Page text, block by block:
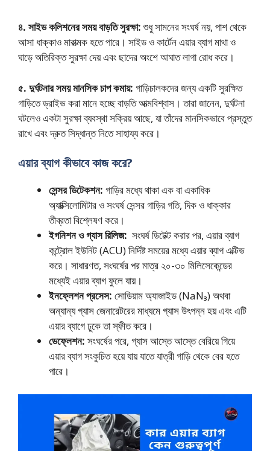
৪. সাইড কলিশনের সময় বাড়তি সুরক্ষা: শুধু সামনের সংঘর্ষ নয়, পাশ থেকে
আসা ধাক্কাও মারাত্মক হতে পারে। সাইড ও কার্টেন এয়ার ব্যাগ মাথা ও
ঘাড়ে অতিরিক্ত সুরক্ষা দেয় এবং ছাদের অংশে আঘাত লাগা রোধ করে।
৫. দুর্ঘটনার সময় মানসিক চাপ কমায়: গাড়িচালকদের জন্য একটি সুরক্ষিত
গাড়িতে ড্রাইভ করা মানে হচ্ছে বাড়তি আত্মবিশ্বাস। তারা জানেন, দুর্ঘটনা
ঘটলেও একটা সুরক্ষা ব্যবস্থা সক্রিয় আছে, যা তাঁদের মানসিকভাবে প্রস্তুত
রাখে এবং দ্রুত সিদ্ধান্ত নিতে সাহায্য করে।
এয়ার ব্যাগ কীভাবে কাজ করে?
সেন্সর ডিটেকশন: গাড়ির মধ্যে থাকা এক বা একাধিক
অ্যাক্সিলোমিটার ও সংঘর্ষ সেন্সর গাড়ির গতি, দিক ও ধাক্কার
তীব্রতা বিশ্লেষণ করে।
ইগনিশন ও গ্যাস রিলিজ: সংঘর্ষ ডিটেক্ট করার পর, এয়ার ব্যাগ
কন্ট্রোল ইউনিট (ACU) নির্দিষ্ট সময়ের মধ্যে এয়ার ব্যাগ এক্টিভ
করে। সাধারণত, সংঘর্ষের পর মাত্র ২০-৩০ মিলিসেকেন্ডের
মধ্যেই এয়ার ব্যাগ ফুলে যায়।
ইনফ্লেশন প্রসেস: সোডিয়াম অ্যাজাইড (NaN₃) অথবা
অন্যান্য গ্যাস জেনারেটরের মাধ্যমে গ্যাস উৎপন্ন হয় এবং এটি
এয়ার ব্যাগে ঢুকে তা স্ফীত করে।
ডেফ্লেশন: সংঘর্ষের পরে, গ্যাস আস্তে আস্তে বেরিয়ে গিয়ে
এয়ার ব্যাগ সংকুচিত হয়ে যায় যাতে যাত্রী গাড়ি থেকে বের হতে
পারে।